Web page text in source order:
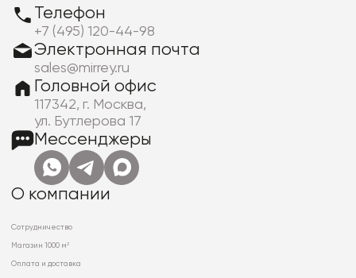
Телефон
+7 (495) 120-44-98
Электронная почта
sales@mirrey.ru
Головной офис
117342, г. Москва,
ул. Бутлерова 17
Мессенджеры
О компании
Сотрудничество
Магазин 1000 м²
Оплата и доставка